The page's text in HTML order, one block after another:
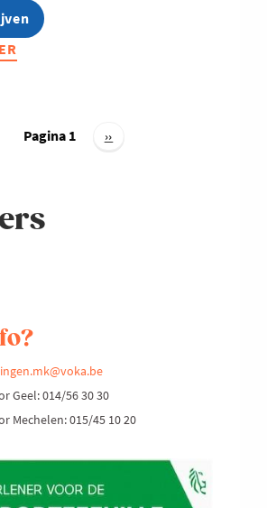
Pagina 1
Volgende
››
Geel: 014/56 30 30
Mechelen: 015/45 10 20